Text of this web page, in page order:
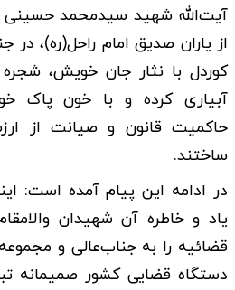
آیت‌الله شهید سیدمحمد
از یاران صدیق امام راحل(ره)،
کوردل با نثار جان خویش، شجره
آبیاری کرده و با خون پاک
حاکمیت قانون و صیانت از
ساختند.
در ادامه این پیام آمده است:
یاد و خاطره آن شهیدان
قضائیه را به جناب‌عالی و
دستگاه قضایی کشور صمیمانه